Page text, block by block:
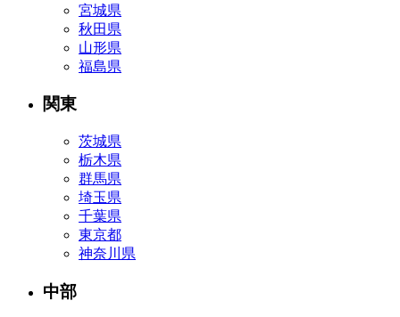
宮城県
秋田県
山形県
福島県
関東
茨城県
栃木県
群馬県
埼玉県
千葉県
東京都
神奈川県
中部